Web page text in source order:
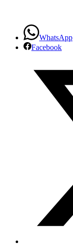
WhatsApp
Facebook